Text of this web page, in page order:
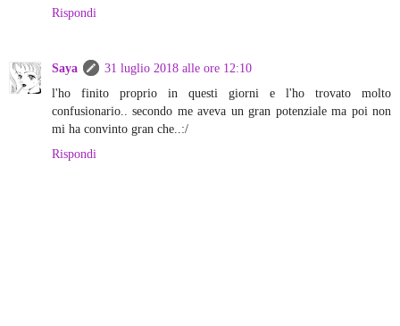
Rispondi
Saya
31 luglio 2018 alle ore 12:10
l'ho finito proprio in questi giorni e l'ho trovato molto
confusionario.. secondo me aveva un gran potenziale ma poi non
mi ha convinto gran che..:/
Rispondi